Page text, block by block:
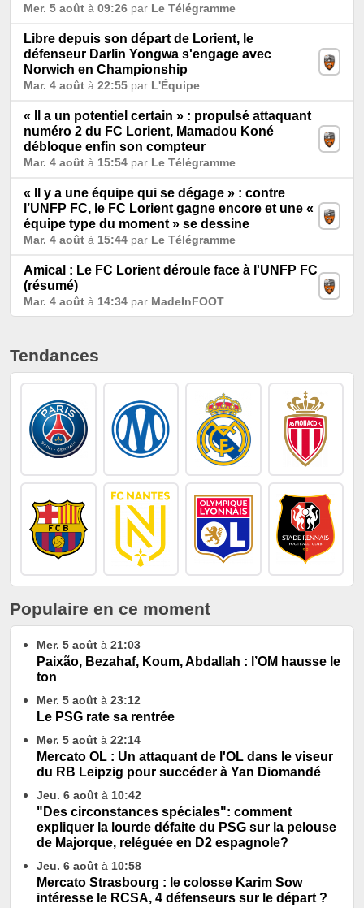
Mer. 5 août à 09:26 par Le Télégramme
Libre depuis son départ de Lorient, le
défenseur Darlin Yongwa s'engage avec
Norwich en Championship
Mar. 4 août à 22:55 par L'Équipe
« Il a un potentiel certain » : propulsé attaquant
numéro 2 du FC Lorient, Mamadou Koné
débloque enfin son compteur
Mar. 4 août à 15:54 par Le Télégramme
« Il y a une équipe qui se dégage » : contre
l’UNFP FC, le FC Lorient gagne encore et une «
équipe type du moment » se dessine
Mar. 4 août à 15:44 par Le Télégramme
Amical : Le FC Lorient déroule face à l'UNFP FC
(résumé)
Mar. 4 août à 14:34 par MadeInFOOT
Tendances
Populaire en ce moment
Mer. 5 août à 21:03
Paixão, Bezahaf, Koum, Abdallah : l’OM hausse le
ton
Mer. 5 août à 23:12
Le PSG rate sa rentrée
Mer. 5 août à 22:14
Mercato OL : Un attaquant de l'OL dans le viseur
du RB Leipzig pour succéder à Yan Diomandé
Jeu. 6 août à 10:42
"Des circonstances spéciales": comment
expliquer la lourde défaite du PSG sur la pelouse
de Majorque, reléguée en D2 espagnole?
Jeu. 6 août à 10:58
Mercato Strasbourg : le colosse Karim Sow
intéresse le RCSA, 4 défenseurs sur le départ ?